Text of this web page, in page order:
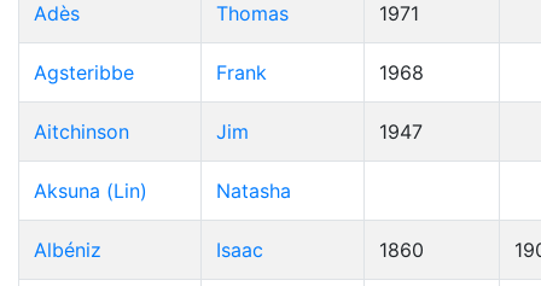
Adès Thomas 1971
Agsteribbe Frank 1968
Aitchinson Jim 1947
Aksuna (Lin) Natasha
Albéniz Isaac 1860